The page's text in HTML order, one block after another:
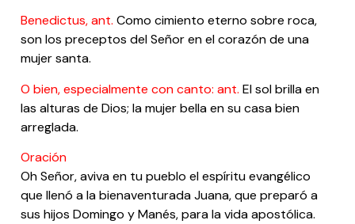
Benedictus, ant. Como cimiento eterno sobre roca,
son los preceptos del Señor en el corazón de una
mujer santa.
O bien, especialmente con canto: ant. El sol brilla en
las alturas de Dios; la mujer bella en su casa bien
arreglada.
Oración
Oh Señor, aviva en tu pueblo el espíritu evangélico
que llenó a la bienaventurada Juana, que preparó a
sus hijos Domingo y Manés, para la vida apostólica.